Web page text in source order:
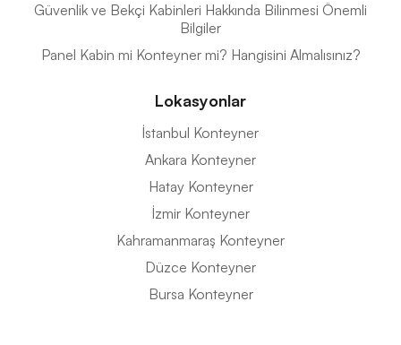
Güvenlik ve Bekçi Kabinleri Hakkında Bilinmesi Önemli
Bilgiler
Panel Kabin mi Konteyner mi? Hangisini Almalısınız?
Lokasyonlar
İstanbul Konteyner
Ankara Konteyner
Hatay Konteyner
İzmir Konteyner
Kahramanmaraş Konteyner
Düzce Konteyner
Bursa Konteyner